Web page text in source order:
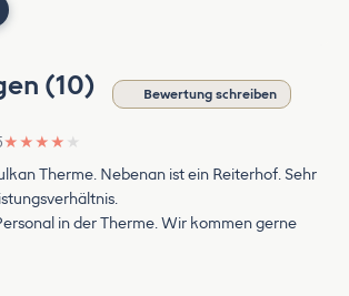
(10) Bewertung schreiben
★ ★ ★ ★ ★
Therme. Nebenan ist ein Reiterhof. Sehr
in der Therme. Wir kommen gerne